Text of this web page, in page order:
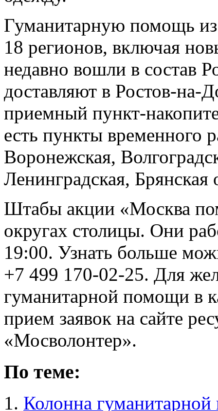
Гуманитарную помощь
18 регионов, включая
недавно вошли в состав
доставляют в Ростов-на-
приемный пункт-
есть пункты временного
Воронежская,
Ленинградская, Брянская
Штабы акции «Москва
округах столицы. Они
19:00. Узнать больше
+7 499 170-02-25. Для
гуманитарной помощи в
прием заявок на сайте
«Мосволонтер».
По теме:
Колонна